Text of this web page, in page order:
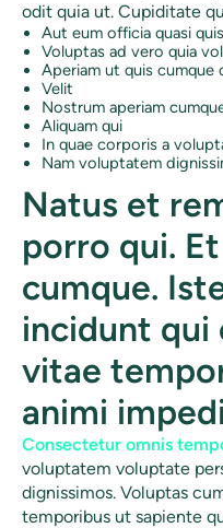
odit quia ut. Cupiditate
Aut eum officia quasi quis
Voluptas ad vero quia
Aperiam ut quis cumque
Velit
Nostrum aperiam
Aliquam qui
In quae corporis a
Nam voluptatem
Natus et
porro qui.
cumque.
incidunt qui
vitae
animi
Consectetur omnis
voluptatem voluptate
dignissimos. Voluptas
temporibus ut sapiente